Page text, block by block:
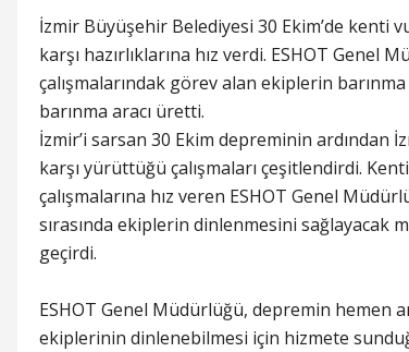
İzmir Büyüşehir Belediyesi 30 Ekim’de kenti
karşı hazırlıklarına hız verdi. ESHOT Genel
çalışmalarındak görev alan ekiplerin
barınma aracı üretti.
İzmir’i sarsan 30 Ekim depreminin ardından
karşı yürüttüğü çalışmaları çeşitlendirdi.
çalışmalarına hız veren ESHOT Genel
sırasında ekiplerin dinlenmesini sağlayacak
geçirdi.
ESHOT Genel Müdürlüğü, depremin hemen
ekiplerinin dinlenebilmesi için hizmete